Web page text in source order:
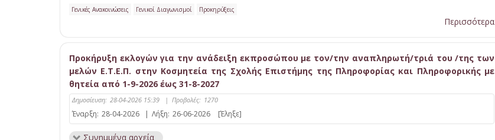
Γενικές Ανακοινώσεις Γενικοί Διαγωνισμοί Προκηρύξεις
Περισσότερα
Προκήρυξη εκλογών για την ανάδειξη εκπροσώπου με τον/την αναπληρωτή/τριά του /της των
μελών Ε.T.E.Π. στην Κοσμητεία της Σχολής Επιστήμης της Πληροφορίας και Πληροφορικής με
θητεία από 1-9-2026 έως 31-8-2027
Δημοσίευση: 28-04-2026 15:39 | Προβολές: 1270
Έναρξη: 28-04-2026 | Λήξη: 26-06-2026 [Έληξε]
Συνημμένα αρχεία